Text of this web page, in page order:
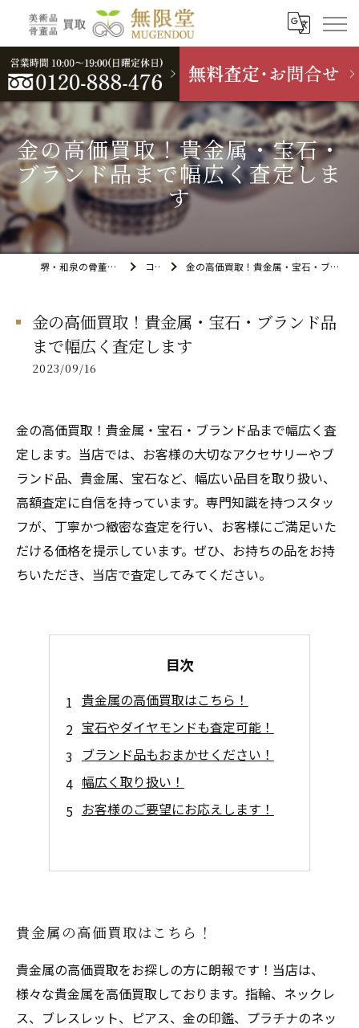
金の高価買取！貴金属・宝石・
ブランド品まで幅広く査定しま
す
堺・和泉の骨董品買取なら無限堂 コラム 金の高価買取！貴金属・宝石・ブランド品まで幅広く査定します
金の高価買取！貴金属・宝石・ブランド品
まで幅広く査定します
2023/09/16
金の高価買取！貴金属・宝石・ブランド品まで幅広く査
定します。当店では、お客様の大切なアクセサリーやブ
ランド品、貴金属、宝石など、幅広い品目を取り扱い、
高額査定に自信を持っています。専門知識を持つスタッ
フが、丁寧かつ緻密な査定を行い、お客様にご満足いた
だける価格を提示しています。ぜひ、お持ちの品をお持
ちいただき、当店で査定してみてください。
目次
貴金属の高価買取はこちら！
宝石やダイヤモンドも査定可能！
ブランド品もおまかせください！
幅広く取り扱い！
お客様のご要望にお応えします！
貴金属の高価買取はこちら！
貴金属の高価買取をお探しの方に朗報です！当店は、
様々な貴金属を高価買取しております。指輪、ネックレ
ス、ブレスレット、ピアス、金の印鑑、プラチナのネッ